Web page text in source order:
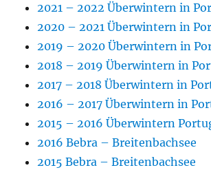
2021 – 2022 Überwintern in
2020 – 2021 Überwintern in
2019 – 2020 Überwintern in
2018 – 2019 Überwintern in
2017 – 2018 Überwintern in
2016 – 2017 Überwintern in
2015 – 2016 Überwintern
2016 Bebra – Breitenbachsee
2015 Bebra – Breitenbachsee